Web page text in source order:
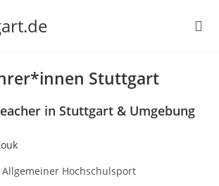
Stuttgart
in Stuttgart & Umgebung
Hochschulsport